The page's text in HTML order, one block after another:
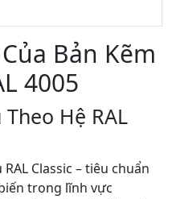
Bản Kẽm
4005
Hệ RAL
Classic – tiêu chuẩn
trong lĩnh vực